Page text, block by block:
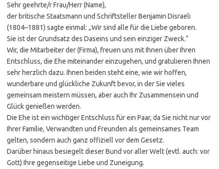
Sehr geehrte/r Frau/Herr (Name),
der britische Staatsmann und Schriftsteller Benjamin Disraeli
(1804–1881) sagte einmal: „Wir sind alle für die Liebe geboren.
Sie ist der Grundsatz des Daseins und sein einziger Zweck.“
Wir, die Mitarbeiter der (Firma), freuen uns mit Ihnen über Ihren
Entschluss, die Ehe miteinander einzugehen, und gratulieren Ihnen
sehr herzlich dazu. Ihnen beiden steht eine, wie wir hoffen,
wunderbare und glückliche Zukunft bevor, in der Sie vieles
gemeinsam meistern müssen, aber auch Ihr Zusammensein und
Glück genießen werden.
Die Ehe ist ein wichtiger Entschluss für ein Paar, da Sie nicht nur vor
Ihrer Familie, Verwandten und Freunden als gemeinsames Team
gelten, sondern auch ganz offiziell vor dem Gesetz.
Darüber hinaus besiegelt dieser Bund vor aller Welt (evtl. auch: vor
Gott) Ihre gegenseitige Liebe und Zuneigung.